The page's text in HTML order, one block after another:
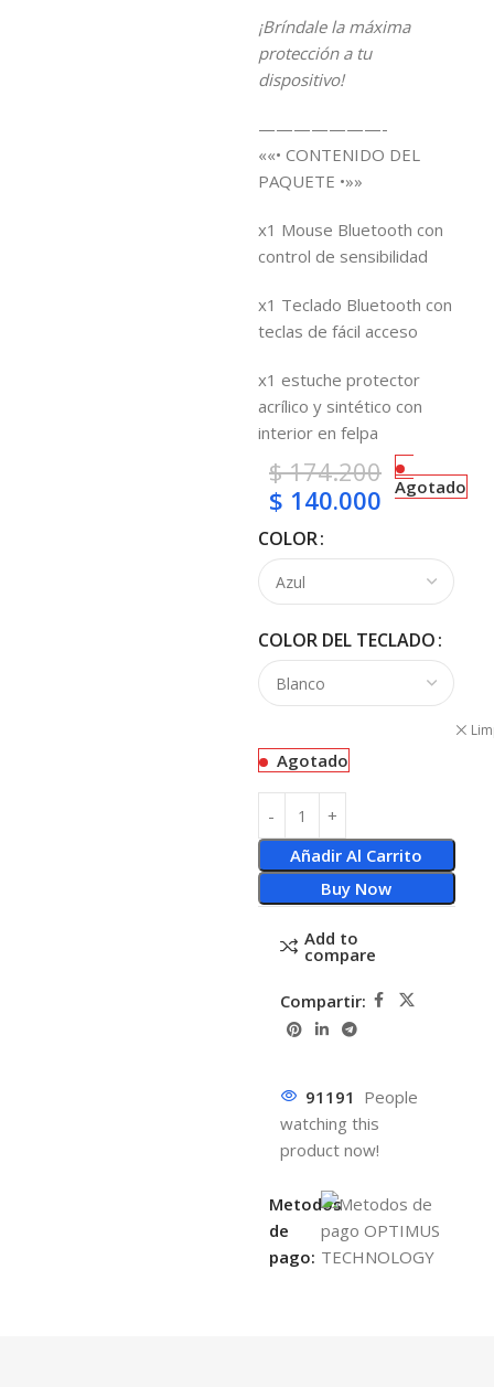
¡Bríndale la máxima
protección a tu
dispositivo!
———————-
««• CONTENIDO DEL
PAQUETE •»»
x1 Mouse Bluetooth con
control de sensibilidad
x1 Teclado Bluetooth con
teclas de fácil acceso
x1 estuche protector
acrílico y sintético con
interior en felpa
$174.200
$ 140.000 Agotado
COLOR
COLOR DEL TECLADO
Agotado
Añadir Al Carrito
Buy Now
Add to
compare
Compartir:
91191 People
watching this
product now!
Metodos
de
pago: